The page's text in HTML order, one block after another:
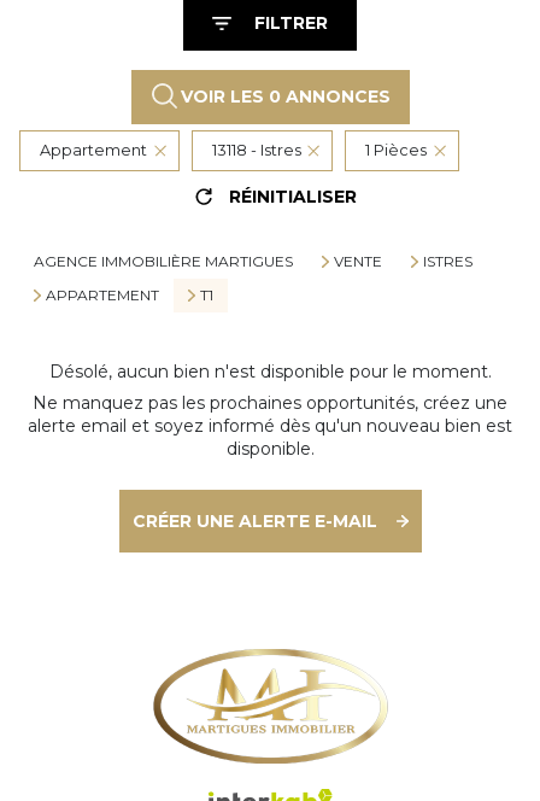
FILTRER
VOIR LES 0ANNONCES
Appartement 13118 - Istres 1 Pièces
RÉINITIALISER
AGENCE IMMOBILIÈRE MARTIGUES VENTE
ISTRES
APPARTEMENT
T1
Désolé, aucun bien n'est disponible pour le moment.
Ne manquez pas les prochaines opportunités, créez une
alerte email et soyez informé dès qu'un nouveau bien est
disponible.
CRÉER UNE ALERTE E-MAIL